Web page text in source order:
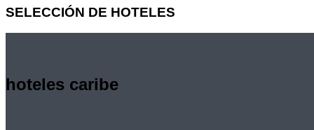
SELECCIÓN DE HOTELES
hoteles caribe